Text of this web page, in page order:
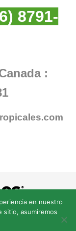
8791-
:
en nuestro
sitio, asumiremos